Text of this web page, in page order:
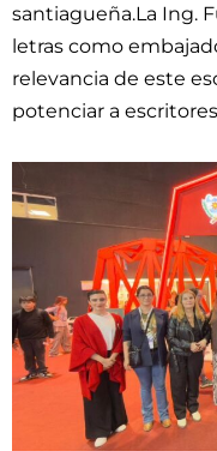
santiagueña.La Ing.
letras como
relevancia de este
potenciar a